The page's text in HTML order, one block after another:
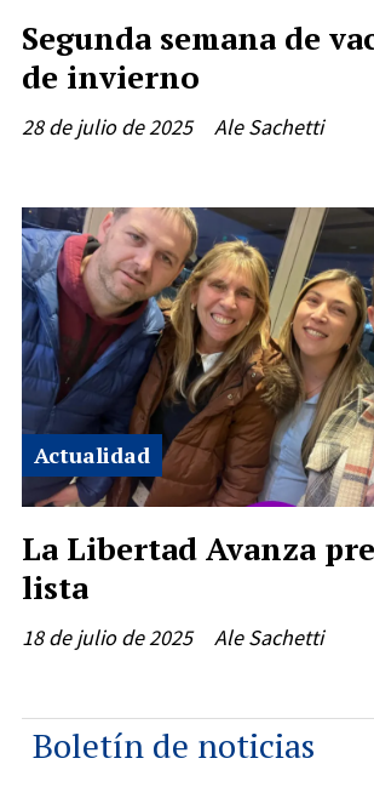
Segunda semana de
de invierno
Ale Sachetti
28 de julio de 2025
La Libertad Avanza
lista
Ale Sachetti
Actualidad
18 de julio de 2025
Boletín de noticias